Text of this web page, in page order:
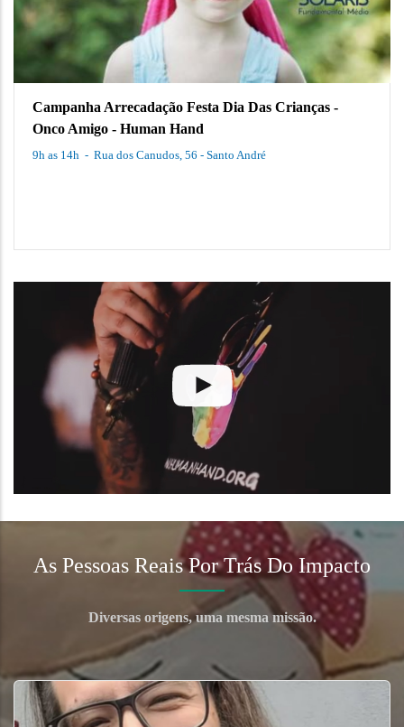
HUMAN HAND SPA DAY Dia
-Av. Índico, 702, Jardim do Mar, São
As Pessoas Reais Por Trás Do Impacto
Diversas origens, uma mesma missão.